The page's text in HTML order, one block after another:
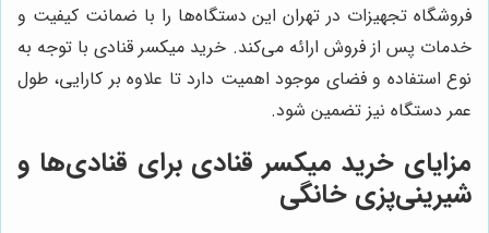
فروشگاه تجهیزات در تهران این دستگاه‌ها را با ضمانت کیفیت و
خدمات پس از فروش ارائه می‌کند. خرید میکسر قنادی با توجه به
نوع استفاده و فضای موجود اهمیت دارد تا علاوه بر کارایی، طول
عمر دستگاه نیز تضمین شود.
مزایای خرید میکسر قنادی برای قنادی‌ها و
شیرینی‌پزی خانگی